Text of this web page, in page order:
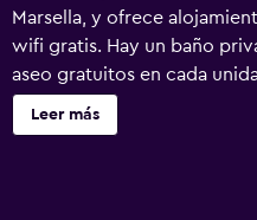
Marsella, y ofrece
wifi gratis. Hay un baño
aseo gratuitos en cada
pelo. El bed and breakfast
continental. Cerca del
Leer más